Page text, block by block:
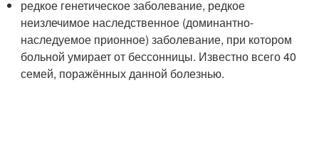
редкое генетическое заболевание, редкое
неизлечимое наследственное (доминантно-
наследуемое прионное) заболевание, при котором
больной умирает от бессонницы. Известно всего 40
семей, поражённых данной болезнью.